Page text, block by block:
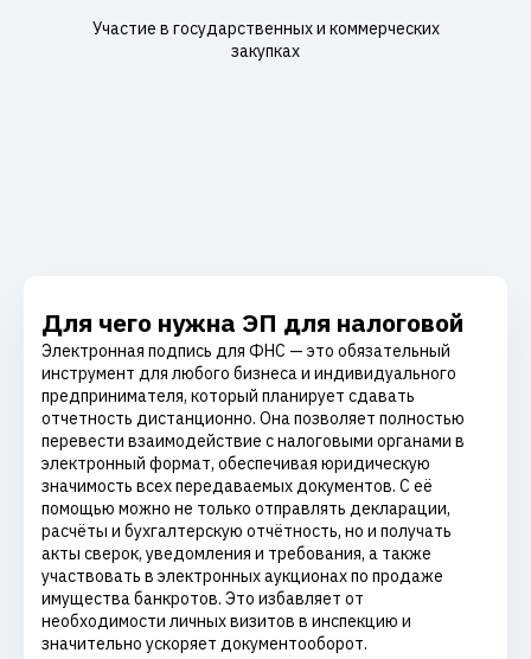
Участие в государственных и коммерческих
закупках
Для чего нужна ЭП для налоговой
Электронная подпись для ФНС — это обязательный
инструмент для любого бизнеса и индивидуального
предпринимателя, который планирует сдавать
отчетность дистанционно. Она позволяет полностью
перевести взаимодействие с налоговыми органами в
электронный формат, обеспечивая юридическую
значимость всех передаваемых документов. С её
помощью можно не только отправлять декларации,
расчёты и бухгалтерскую отчётность, но и получать
акты сверок, уведомления и требования, а также
участвовать в электронных аукционах по продаже
имущества банкротов. Это избавляет от
необходимости личных визитов в инспекцию и
значительно ускоряет документооборот.